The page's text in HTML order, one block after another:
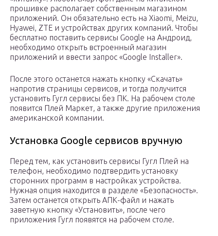
прошивке располагает собственным магазином
приложений. Он обязательно есть на Xiaomi, Meizu,
Hyawei, ZTE и устройствах других компаний. Чтобы
бесплатно поставить сервисы Google на Андроид,
необходимо открыть встроенный магазин
приложений и ввести запрос «Google Installer».
После этого останется нажать кнопку «Скачать»
напротив страницы сервисов, и тогда получится
установить Гугл сервисы без ПК. На рабочем столе
появится Плей Маркет, а также другие приложения
американской компании.
Установка Google сервисов вручную
Перед тем, как установить сервисы Гугл Плей на
телефон, необходимо подтвердить установку
сторонних программ в настройках устройства.
Нужная опция находится в разделе «Безопасность».
Затем останется открыть АПК-файл и нажать
заветную кнопку «Установить», после чего
приложения Гугл появятся на рабочем столе.